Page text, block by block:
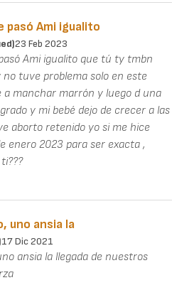
pasó Ami igualito
23 Feb 2023
Ami igualito que tú ty tmbn
no tuve problema solo en este
a manchar marrón y luego d una
y mi bebé dejo de crecer a las
aborto retenido yo si me hice
enero 2023 para ser exacta ,
uno ansia la
17 Dic 2021
ansia la llegada de nuestros